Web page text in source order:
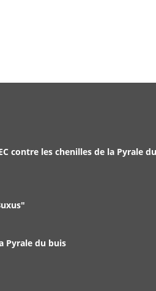
contre les chenilles de la Pyrale du
Pyrale du buis